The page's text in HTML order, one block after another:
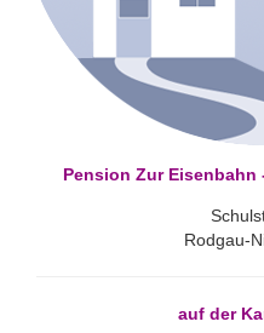
Pension Zur Eisenbahn
Rodgau-
auf der